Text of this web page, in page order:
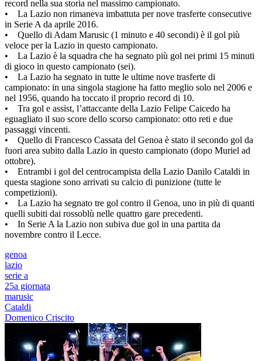
record nella sua storia nel massimo campionato.
• La Lazio non rimaneva imbattuta per nove trasferte consecutive
in Serie A da aprile 2016.
• Quello di Adam Marusic (1 minuto e 40 secondi) è il gol più
veloce per la Lazio in questo campionato.
• La Lazio è la squadra che ha segnato più gol nei primi 15 minuti
di gioco in questo campionato (sei).
• La Lazio ha segnato in tutte le ultime nove trasferte di
campionato: in una singola stagione ha fatto meglio solo nel 2006 e
nel 1956, quando ha toccato il proprio record di 10.
• Tra gol e assist, l’attaccante della Lazio Felipe Caicedo ha
eguagliato il suo score dello scorso campionato: otto reti e due
passaggi vincenti.
• Quello di Francesco Cassata del Genoa è stato il secondo gol da
fuori area subito dalla Lazio in questo campionato (dopo Muriel ad
ottobre).
• Entrambi i gol del centrocampista della Lazio Danilo Cataldi in
questa stagione sono arrivati su calcio di punizione (tutte le
competizioni).
• La Lazio ha segnato tre gol contro il Genoa, uno in più di quanti
quelli subiti dai rossoblù nelle quattro gare precedenti.
• In Serie A la Lazio non subiva due gol in una partita da
novembre contro il Lecce.
genoa
lazio
serie a
25a giornata
marusic
Cataldi
Domenico Criscito